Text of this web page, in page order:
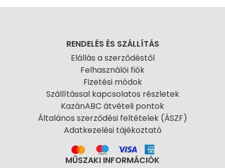
RENDELÉS ÉS SZÁLLÍTÁS
Elállás a szerződéstől
Felhasználói fiók
Fizetési módok
Szállítással kapcsolatos részletek
KazánABC átvételi pontok
Általános szerződési feltételek (ÁSZF)
Adatkezelési tájékoztató
MŰSZAKI INFORMÁCIÓK